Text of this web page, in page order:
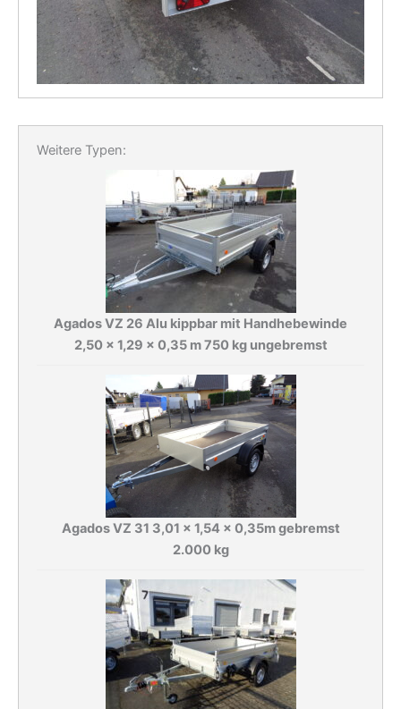
Weitere Typen:
Agados VZ 26 Alu kippbar mit Handhebewinde
2,50 x 1,29 x 0,35 m 750 kg ungebremst
Agados VZ 31 3,01 x 1,54 x 0,35m gebremst
2.000 kg